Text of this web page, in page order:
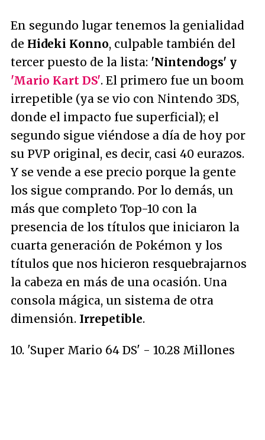
En segundo lugar tenemos la genialidad
de Hideki Konno, culpable también del
tercer puesto de la lista: 'Nintendogs' y
'Mario Kart DS'. El primero fue un boom
irrepetible (ya se vio con Nintendo 3DS,
donde el impacto fue superficial); el
segundo sigue viéndose a día de hoy por
su PVP original, es decir, casi 40 eurazos.
Y se vende a ese precio porque la gente
los sigue comprando. Por lo demás, un
más que completo Top-10 con la
presencia de los títulos que iniciaron la
cuarta generación de Pokémon y los
títulos que nos hicieron resquebrajarnos
la cabeza en más de una ocasión. Una
consola mágica, un sistema de otra
dimensión. Irrepetible.
10. 'Super Mario 64 DS' - 10.28 Millones